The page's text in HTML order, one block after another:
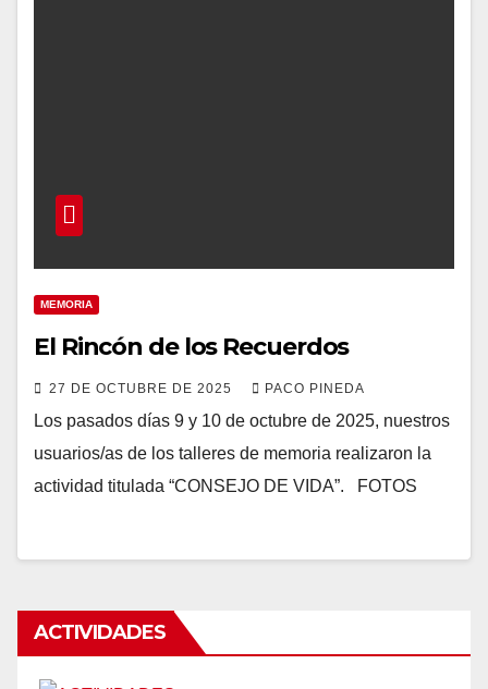
MEMORIA
El Rincón de los Recuerdos
27 DE OCTUBRE DE 2025 PACO PINEDA
Los pasados días 9 y 10 de octubre de 2025, nuestros
usuarios/as de los talleres de memoria realizaron la
actividad titulada “CONSEJO DE VIDA”. FOTOS
ACTIVIDADES